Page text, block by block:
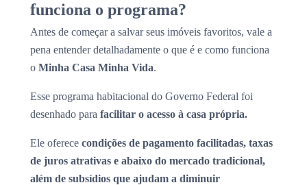
funciona o programa?
Antes de começar a salvar seus imóveis favoritos, vale a
pena entender detalhadamente o que é e como funciona
o Minha Casa Minha Vida.
Esse programa habitacional do Governo Federal foi
desenhado para facilitar o acesso à casa própria.
Ele oferece condições de pagamento facilitadas, taxas
de juros atrativas e abaixo do mercado tradicional,
além de subsídios que ajudam a diminuir